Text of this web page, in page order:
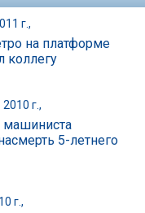
г.,
на платформе
коллегу
г.,
5-летнего
г.,